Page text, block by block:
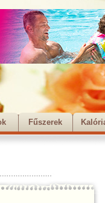
Fűszerek